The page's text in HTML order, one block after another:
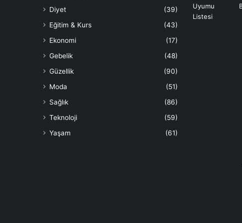
Diyet
(39)
Eğitim & Kurs
(43)
Ekonomi
(17)
Gebelik
(48)
Güzellik
(90)
Moda
(51)
Sağlık
(86)
Teknoloji
(59)
Yaşam
(61)